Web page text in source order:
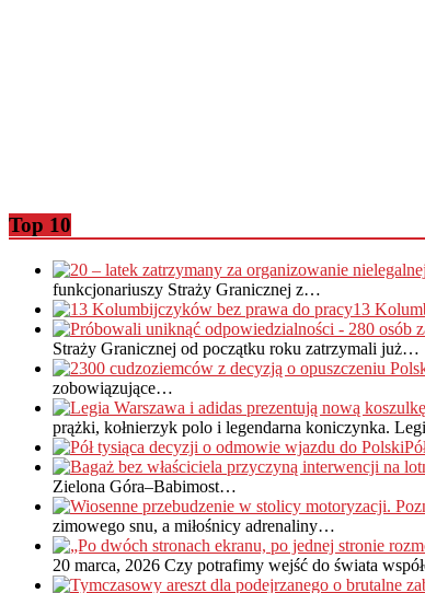
Top 10
funkcjonariuszy Straży Granicznej z…
13
Straży Granicznej od początku roku zatrzymali już…
zobowiązujące…
prążki, kołnierzyk polo i legendarna koniczynka.
Zielona Góra–Babimost…
zimowego snu, a miłośnicy adrenaliny…
20 marca, 2026 Czy potrafimy wejść do świata